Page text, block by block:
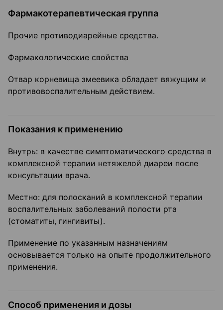
Фармакотерапевтическая группа
Прочие противодиарейные средства.
Фармакологические свойства
Отвар корневища змеевика обладает вяжущим и
противовоспалительным действием.
Показания к применению
Внутрь: в качестве симптоматического средства в
комплексной терапии нетяжелой диареи после
консультации врача.
Местно: для полосканий в комплексной терапии
воспалительных заболеваний полости рта
(стоматиты, гингивиты).
Применение по указанным назначениям
основывается только на опыте продолжительного
применения.
Способ применения и дозы